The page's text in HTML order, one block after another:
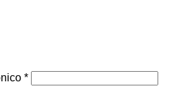
*Obligatorio